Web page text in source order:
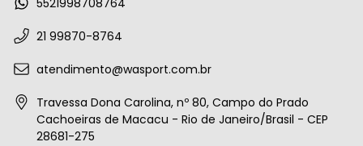
5521998708764
21 99870-8764
atendimento@wasport.com.br
Travessa Dona Carolina, nº 80, Campo do Prado
Cachoeiras de Macacu - Rio de Janeiro/Brasil - CEP
28681-275